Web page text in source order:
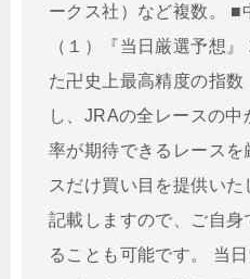
ークス社）など複数。 ■
（１）『当日厳選予想
た卍史上最高精度の指
し、JRAの全レースの中
率が期待できるレース
スだけ買い目を提供い
記載しますので、ご自
ることも可能です。 当